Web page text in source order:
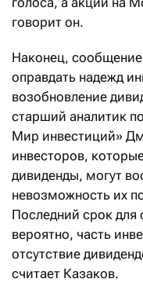
говорит он.
Наконец,
оправдать надежд
возобновление
старший аналитик
Мир инвестиций»
инвесторов,
дивиденды, могут
невозможность их
Последний срок
вероятно, часть
отсутствие
считает Казаков.